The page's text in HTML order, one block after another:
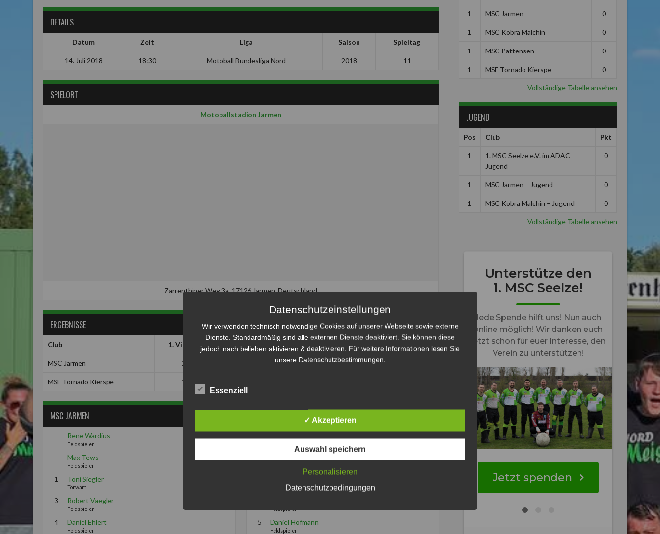
DETAILS
Datum Zeit Liga Saison Spieltag
14. Juli 2018 18:30 Motoball Bundesliga Nord 2018 11
SPIELORT
Motoballstadion Jarmen
Zarrenthiner Weg 3a, 17126 Jarmen, Deutschland
ERGEBNISSE
Club 1. Viertel 2. Viertel 3. Viertel 4. Viertel Gesamt
MSC Jarmen 1 1 0
MSF Tornado Kierspe 1
MSC JARMEN
Rene Wardius
Feldspieler
Max Tews
Feldspieler
1 Toni Siegler
Torwart
3 Robert Vaegler
Feldspieler
4 Daniel Ehlert
Feldspieler
MSF TORNADO KIERSPE
Feldspieler
Feldspieler
5 Daniel Hofmann
Feldspieler
1 MSC Jarmen 0
1 MSC Kobra Malchin 0
1 MSC Pattensen 0
1 MSF Tornado Kierspe 0
Vollständige Tabelle ansehen
JUGEND
Pos Club Pkt
1
1. MSC Seelze e.V. im ADAC-
Jugend
0
1 MSC Jarmen – Jugend 0
1 MSC Kobra Malchin – Jugend 0
Vollständige Tabelle ansehen
Datenschutzeinstellungen
Wir verwenden technisch notwendige Cookies auf unserer Webseite sowie externe
Dienste. Standardmäßig sind alle externen Dienste deaktiviert. Sie können diese
jedoch nach belieben aktivieren & deaktivieren. Für weitere Informationen lesen Sie
unsere Datenschutzbestimmungen.
Essenziell
✓ Akzeptieren
Auswahl speichern
Personalisieren
Datenschutzbedingungen